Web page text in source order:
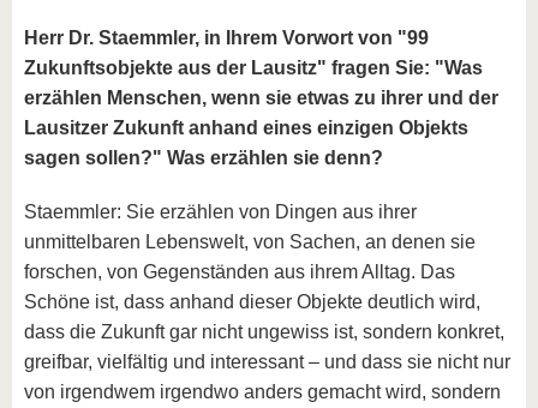
Herr Dr. Staemmler, in Ihrem Vorwort von "99
Zukunftsobjekte aus der Lausitz" fragen Sie: "Was
erzählen Menschen, wenn sie etwas zu ihrer und der
Lausitzer Zukunft anhand eines einzigen Objekts
sagen sollen?" Was erzählen sie denn?
Staemmler: Sie erzählen von Dingen aus ihrer
unmittelbaren Lebenswelt, von Sachen, an denen sie
forschen, von Gegenständen aus ihrem Alltag. Das
Schöne ist, dass anhand dieser Objekte deutlich wird,
dass die Zukunft gar nicht ungewiss ist, sondern konkret,
greifbar, vielfältig und interessant – und dass sie nicht nur
von irgendwem irgendwo anders gemacht wird, sondern